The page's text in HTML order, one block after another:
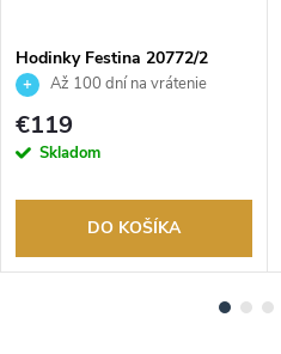
Hodinky Festina 20772/2
Až 100 dní na vrátenie
tovaru. Autorizovaný predajca.
€119
Skladom
DO KOŠÍKA